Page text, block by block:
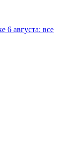
6 августа: все